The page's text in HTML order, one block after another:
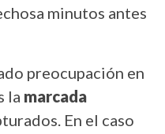
minutos antes
preocupación en
la marcada
En el caso